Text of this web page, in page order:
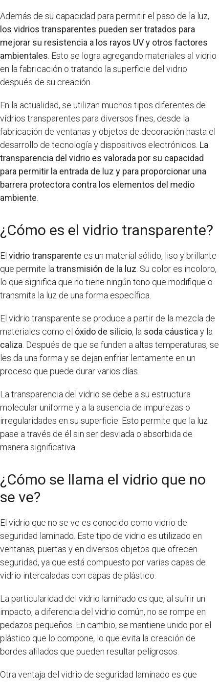
Además de su capacidad para permitir el paso de la luz,
los vidrios transparentes pueden ser tratados para
mejorar su resistencia a los rayos UV y otros factores
ambientales . Esto se logra agregando materiales al vidrio
en la fabricación o tratando la superficie del vidrio
después de su creación.
En la actualidad, se utilizan muchos tipos diferentes de
vidrios transparentes para diversos fines, desde la
fabricación de ventanas y objetos de decoración hasta el
desarrollo de tecnología y dispositivos electrónicos. La
transparencia del vidrio es valorada por su capacidad
para permitir la entrada de luz y para proporcionar una
barrera protectora contra los elementos del medio
ambiente
¿Cómo es el vidrio transparente?
El vidrio transparente es un material sólido, liso y brillante
que permite la transmisión de la luz . Su color es incoloro,
lo que significa que no tiene ningún tono que modifique o
transmita la luz de una forma específica.
El vidrio transparente se produce a partir de la mezcla de
materiales como el óxido de silicio, la soda cáustica y la
caliza . Después de que se funden a altas temperaturas, se
les da una forma y se dejan enfriar lentamente en un
proceso que puede durar varios días.
La transparencia del vidrio se debe a su estructura
molecular uniforme y a la ausencia de impurezas o
irregularidades en su superficie. Esto permite que la luz
pase a través de él sin ser desviada o absorbida de
manera significativa.
¿Cómo se llama el vidrio que no
se ve?
El vidrio que no se ve es conocido como vidrio de
seguridad laminado. Este tipo de vidrio es utilizado en
ventanas, puertas y en diversos objetos que ofrecen
seguridad, ya que está compuesto por varias capas de
vidrio intercaladas con capas de plástico.
La particularidad del vidrio laminado es que, al sufrir un
impacto, a diferencia del vidrio común, no se rompe en
pedazos pequeños. En cambio, se mantiene unido por el
plástico que lo compone, lo que evita la creación de
bordes afilados que pueden resultar peligrosos.
Otra ventaja del vidrio de seguridad laminado es que